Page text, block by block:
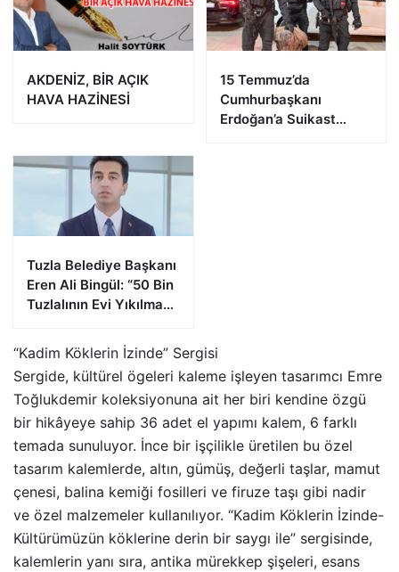
AKDENİZ, BİR AÇIK
HAVA HAZİNESİ
15 Temmuz’da
Cumhurbaşkanı
Erdoğan’a Suikast
Tuzla Belediye Başkanı
Eren Ali Bingül: “50 Bin
Tuzlalının Evi Yıkılma
“Kadim Köklerin İzinde” Sergisi
Sergide, kültürel ögeleri kaleme işleyen tasarımcı Emre
Toğlukdemir koleksiyonuna ait her biri kendine özgü
bir hikâyeye sahip 36 adet el yapımı kalem, 6 farklı
temada sunuluyor. İnce bir işçilikle üretilen bu özel
tasarım kalemlerde, altın, gümüş, değerli taşlar, mamut
çenesi, balina kemiği fosilleri ve firuze taşı gibi nadir
ve özel malzemeler kullanılıyor. “Kadim Köklerin İzinde-
Kültürümüzün köklerine derin bir saygı ile” sergisinde,
kalemlerin yanı sıra, antika mürekkep şişeleri, esans